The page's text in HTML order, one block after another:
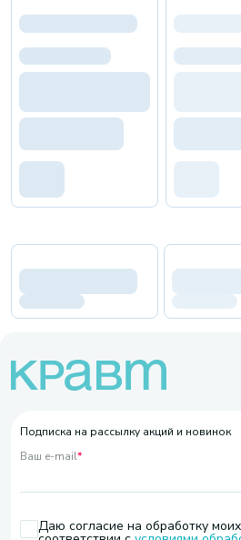
Подписка на рассылку акций и новинок
Ваш e-mail*
Даю согласие на обработку